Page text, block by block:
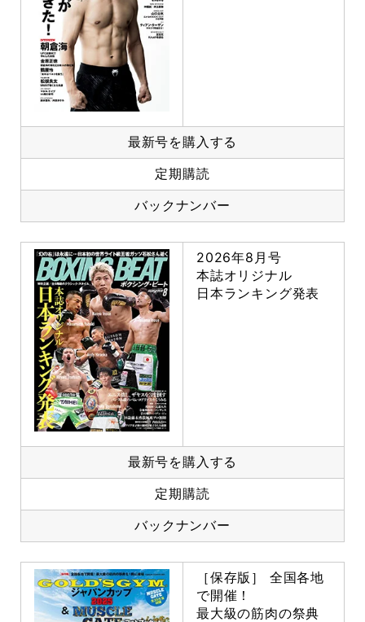
最新号を購入する
定期購読
バックナンバー
2026年8月号
本誌オリジナル
日本ランキング発表
最新号を購入する
定期購読
バックナンバー
［保存版］ 全国各地
で開催！
最大級の筋肉の祭典